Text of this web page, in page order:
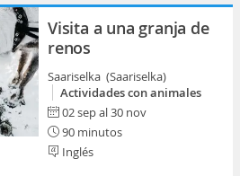
Visita a una granja de
renos
Saariselka (Saariselka)
Actividades con animales
02 sep al 30 nov
90 minutos
Inglés